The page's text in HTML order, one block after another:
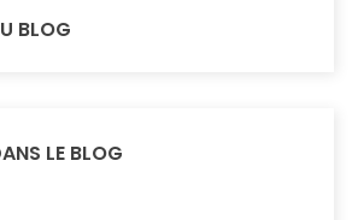
BLOG
LE BLOG